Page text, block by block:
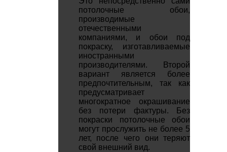
потолочные обои,
производимые
отечественными
компаниями, и обои под
покраску, изготавливаемые
иностранными
производителями. Второй
вариант является более
предпочтительным, так как
предусматривает
многократное окрашивание
без потери фактуры. Без
покраски потолочные обои
могут прослужить не более 5
лет, после чего они теряют
свой внешний вид.